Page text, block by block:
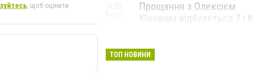
, щоб оцінити
Прощання з Олексієм
Юковим відбудеться 7 і 8
ТОП НОВИНИ